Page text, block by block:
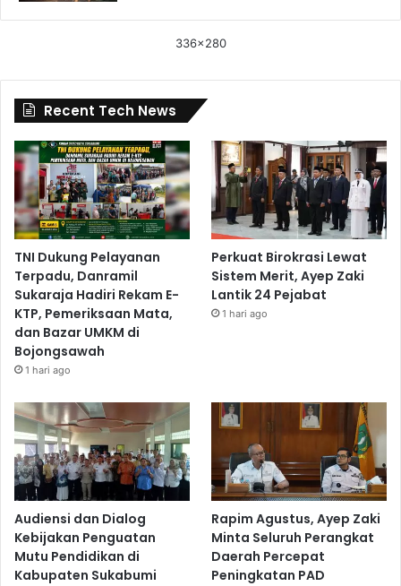
336x280
Recent Tech News
TNI Dukung Pelayanan
Terpadu, Danramil
Sukaraja Hadiri Rekam E-
KTP, Pemeriksaan Mata,
dan Bazar UMKM di
Bojongsawah
1 hari ago
Perkuat Birokrasi Lewat
Sistem Merit, Ayep Zaki
Lantik 24 Pejabat
1 hari ago
Audiensi dan Dialog
Kebijakan Penguatan
Mutu Pendidikan di
Kabupaten Sukabumi
Rapim Agustus, Ayep Zaki
Minta Seluruh Perangkat
Daerah Percepat
Peningkatan PAD